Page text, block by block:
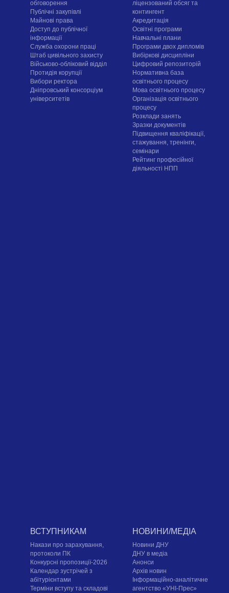
обговорення
Публічні закупівлі
Майнові права
Доступ до публічної
інформації
Служба охорони праці
Штаб цивільного захисту
Військово-обліковий відділ
Протидія корупції
Вибори ректора
Дніпровський консорціум
університетів
ліцензований обсяг та
контингент
Акредитація
Освітні програми
Навчальні плани
Програми двох дипломів
Вибіркові дисципліни
Цифровий репозиторій
Нормативна база
освітнього процесу
Мова освітнього процесу
Організація освітнього
процесу
Розклади занять
Зразки документів
Підвищення кваліфікації,
стажування, тренінги,
семінари
Рейтинг професійної
діяльності НПП
ВСТУПНИКАМ
Накази про зарахування,
протоколи ПК
Конкурсні пропозиції-2026
Календар зустрічей з
абітурієнтами
Терміни вступу та складові
НОВИНИ/МЕДІА
Новини ДНУ
ДНУ в медіа
Анонси
Архів новин
Інформаційно-аналітичне
агентство «УНІ-Прес»